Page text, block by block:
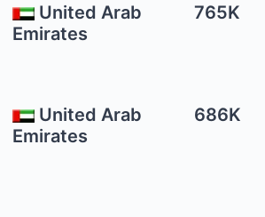
United Arab
Emirates
765K
United Arab
Emirates
686K